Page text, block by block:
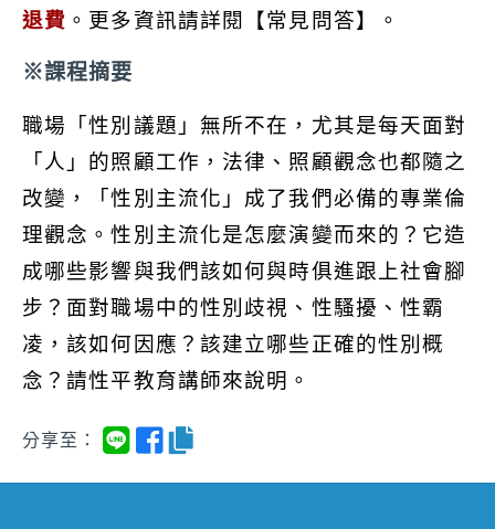
退費 。更多資訊請詳閱【常見問答】。
※課程摘要
職場「性別議題」無所不在，尤其是每天面對
「人」的照顧工作，法律、照顧觀念也都隨之
改變，「性別主流化」成了我們必備的專業倫
理觀念。性別主流化是怎麼演變而來的？它造
成哪些影響與我們該如何與時俱進跟上社會腳
步？面對職場中的性別歧視、性騷擾、性霸
凌，該如何因應？該建立哪些正確的性別概
念？請性平教育講師來說明。
分享至：